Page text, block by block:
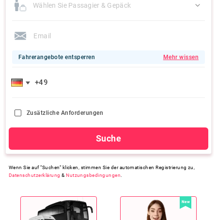
Wählen Sie Passagier & Gepäck
Fahrerangebote entsperren Mehr wissen
Zusätzliche Anforderungen
Suche
Wenn Sie auf "Suchen" klicken, stimmen Sie der automatischen Registrierung zu,
Datenschutzerklärung &Nutzungsbedingungen
New